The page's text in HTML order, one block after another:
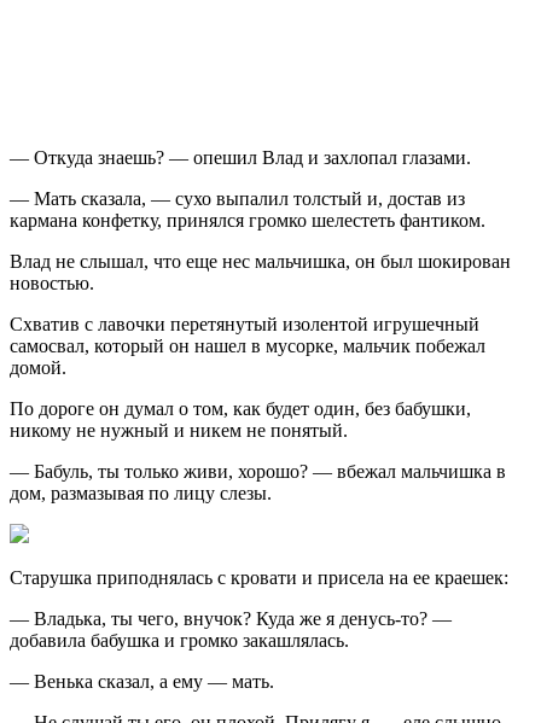
— Откуда знаешь? — опешил Влад и захлопал глазами.
— Мать сказала, — сухо выпалил толстый и, достав из
кармана конфетку, принялся громко шелестеть фантиком.
Влад не слышал, что еще нес мальчишка, он был шокирован
новостью.
Схватив с лавочки перетянутый изолентой игрушечный
самосвал, который он нашел в мусорке, мальчик побежал
домой.
По дороге он думал о том, как будет один, без бабушки,
никому не нужный и никем не понятый.
— Бабуль, ты только живи, хорошо? — вбежал мальчишка в
дом, размазывая по лицу слезы.
Старушка приподнялась с кровати и присела на ее краешек:
— Владька, ты чего, внучок? Куда же я денусь-то? —
добавила бабушка и громко закашлялась.
— Венька сказал, а ему — мать.